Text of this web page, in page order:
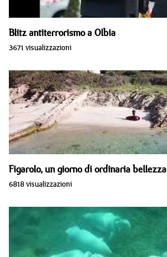
Blitz antiterrorismo a Olbia
3671 visualizzazioni
Figarolo, un giorno di ordinaria bellezza
6818 visualizzazioni